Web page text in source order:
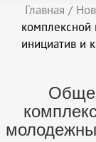
Главная /
инициатив и